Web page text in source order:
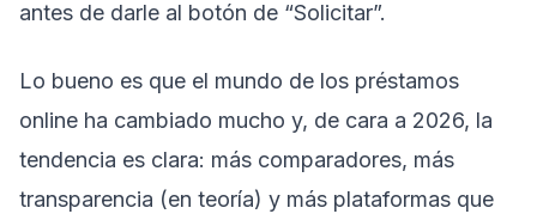
antes de darle al botón de “Solicitar”.
Lo bueno es que el mundo de los préstamos
online ha cambiado mucho y, de cara a 2026, la
tendencia es clara: más comparadores, más
transparencia (en teoría) y más plataformas que